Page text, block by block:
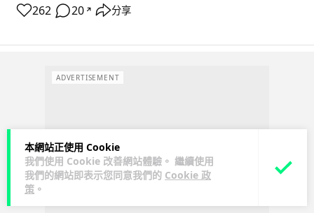
本網站正使用 Cookie
我們使用 Cookie 改善網站體驗。 繼續使用
我們的網站即表示您同意我們的 Cookie 政
策 。
262 20 ↗ 分享
ADVERTISEMENT